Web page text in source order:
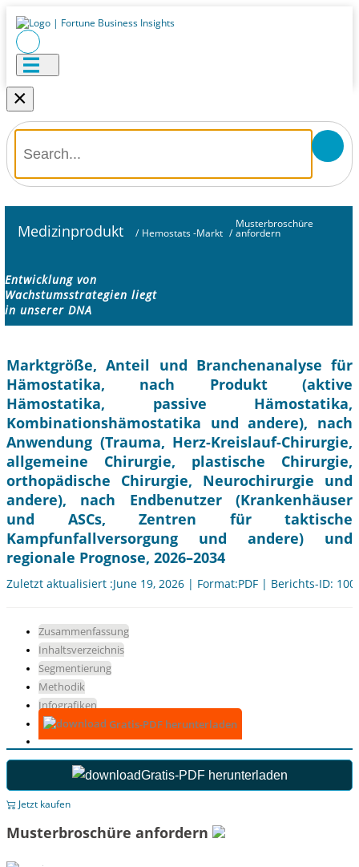
×
Medizinprodukt / Hemostats -Markt /
Musterbroschüre
anfordern
Entwicklung von
Wachstumsstrategien liegt
in unserer DNA
Marktgröße, Anteil und Branchenanalyse für
Hämostatika, nach Produkt (aktive
Hämostatika, passive Hämostatika,
Kombinationshämostatika und andere), nach
Anwendung (Trauma, Herz-Kreislauf-Chirurgie,
allgemeine Chirurgie, plastische Chirurgie,
orthopädische Chirurgie, Neurochirurgie und
andere), nach Endbenutzer (Krankenhäuser
und ASCs, Zentren für taktische
Kampfunfallversorgung und andere) und
regionale Prognose, 2026–2034
Zuletzt aktualisiert :June 19, 2026 | Format:PDF | Berichts-ID:
Zusammenfassung
Inhaltsverzeichnis
Segmentierung
Methodik
Infografiken
Gratis-PDF herunterladen
Gratis-PDF herunterladen
Jetzt kaufen
Musterbroschüre anfordern